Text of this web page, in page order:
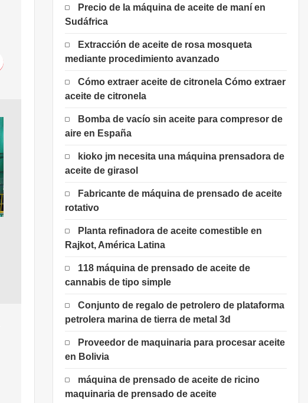
Precio de la máquina de aceite de maní en
Sudáfrica
Extracción de aceite de rosa mosqueta
mediante procedimiento avanzado
Cómo extraer aceite de citronela Cómo extraer
aceite de citronela
Bomba de vacío sin aceite para compresor de
aire en España
kioko jm necesita una máquina prensadora de
aceite de girasol
Fabricante de máquina de prensado de aceite
rotativo
Planta refinadora de aceite comestible en
Rajkot, América Latina
118 máquina de prensado de aceite de
cannabis de tipo simple
Conjunto de regalo de petrolero de plataforma
petrolera marina de tierra de metal 3d
Proveedor de maquinaria para procesar aceite
en Bolivia
máquina de prensado de aceite de ricino
maquinaria de prensado de aceite